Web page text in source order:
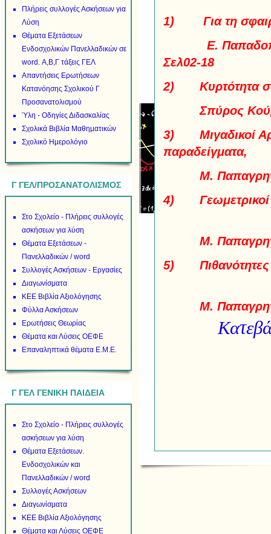
Πλήρεις συλλογές Ασκήσεων για
Λύση
Θέματα Εξετάσεων
Ενδοσχολικών Πανελλαδικών σε
word. Α,Β,Γ τάξεις ΓΕΛ
Απαντήσεις Ερωτήσεων
Κατανόησης Σχολικού Γ
Προσανατολισμού
Ύλη - Οδηγίες Διδασκαλίας
Σχολικά Βιβλία Μαθηματικών
Σχολικό Ημερολόγιο
Γ ΓΕΛ/ΠΡΟΣΑΝΑΤΟΛΙΣΜΟΣ
Στο Σχολείο - Πλήρεις συλλογές
ασκήσεων για λύση
Θέματα Εξετάσεων -
Πανελλαδικών / word
Συλλογές Ασκήσεων - Εργασίες
Διαγωνίσματα
ΚΕΕ Βιβλία Αξιολόγησης
Φύλλα Ασκήσεων
Ερωτήσεις Θεωρίας
Θέματα και Λύσεις ΟΕΦΕ
Επαναληπτικά θέματα Ε.Μ.Ε.
Γ ΓΕΛ ΓΕΝΙΚΗ ΠΑΙΔΕΙΑ
Στο Σχολείο - Πλήρεις συλλογές
ασκήσεων για λύση
Θέματα Εξετάσεων.
Ενδοσχολικών και
Πανελλαδικών / word
Συλλογές Ασκήσεων
Διαγωνίσματα
ΚΕΕ Βιβλία Αξιολόγησης
Θέματα και Λύσεις ΟΕΦΕ
1) Για τη
Ε.
Σελ02-18
2) Κυρτότητα
Σπύρος
3) Μιγαδικοί
Μ.
4)
Μ.
5)
Μ.